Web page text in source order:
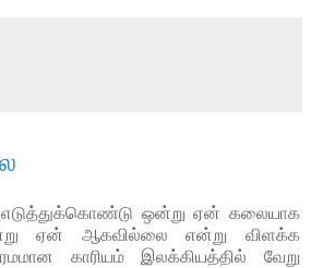
ஒன்று ஏன் கலையாக
ஏன் ஆகவில்லை என்று விளக்க
காரியம் இலக்கியத்தில் வேறு